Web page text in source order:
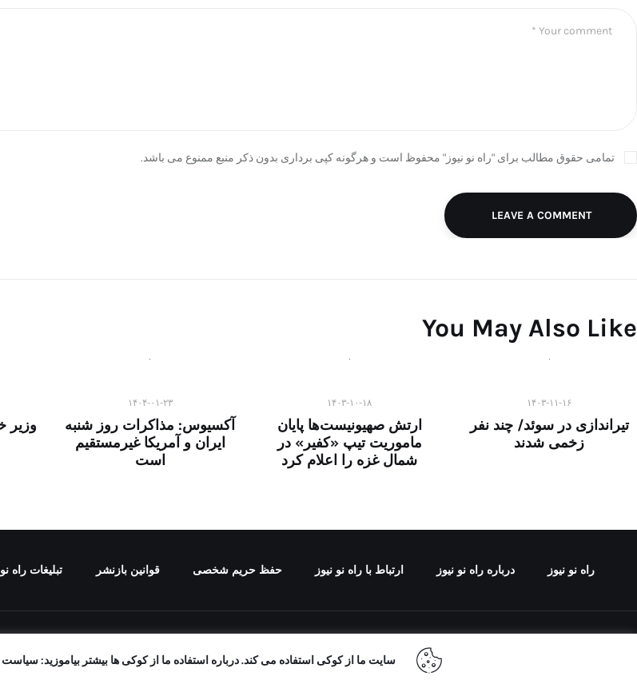
تمامی حقوق مطالب برای "راه نو نیوز" محفوظ است و هرگونه کپی برداری بدون ذکر منبع ممنوع می باشد.
LEAVE A COMMENT
You May Also Like
۱۴۰۳-۱۱-۱۶
تیراندازی در سوئد/ چند نفر
زخمی شدند
۱۴۰۳-۱۰-۱۸
ارتش صهیونیست‌ها پایان
ماموریت تیپ «کفیر» در
شمال غزه را اعلام کرد
۱۴۰۴-۰۱-۲۳
آکسیوس: مذاکرات روز شنبه
ایران و آمریکا غیرمستقیم
است
وزیر
راه نو نیوز درباره راه‌ نو نیوز ارتباط با راه‌ نو نیوز حفظ حریم شخصی قوانین بازنشر تبلیغات راه
تمامی حقوق مطالب برای "راه نو نیوز" محفوظ است و هرگونه کپی
سایت ما از کوکی استفاده می کند. درباره استفاده ما از کوکی ها بیشتر بیاموزید: